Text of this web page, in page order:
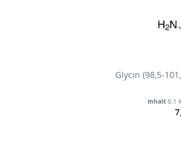
Glycin (98,5-
Inhalt 0.1